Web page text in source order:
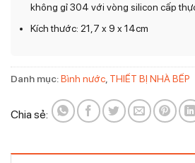
không gỉ 304 với vòng silicon cấp
Kích thước: 21,7 x 9 x 14cm
Danh mục:Bình nước, THIẾT BỊ NHÀ BẾP
Chia sẻ: